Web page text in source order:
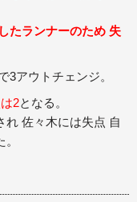
たランナーのため 失
3アウトチェンジ。
2となる。
れ 佐々木には失点 自